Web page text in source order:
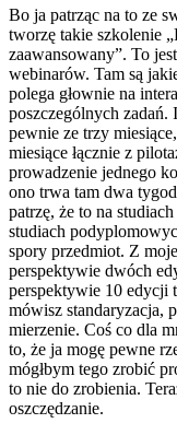
Bo ja patrząc na to ze
tworzę takie szkolenie
zaawansowany”. To
webinarów. Tam są
polega głownie na
poszczególnych zadań.
pewnie ze trzy
miesiące łącznie z
prowadzenie jednego
ono trwa tam dwa
patrzę, że to na
studiach
spory przedmiot. Z
perspektywie dwóch
perspektywie 10 edycji
mówisz standaryzacja,
mierzenie. Coś co dla
to, że ja mogę pewne
mógłbym tego zrobić
to nie do zrobienia.
oszczędzanie.